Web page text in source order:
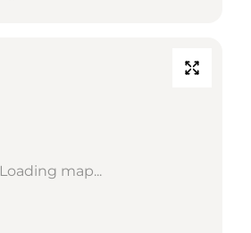
Loading map...